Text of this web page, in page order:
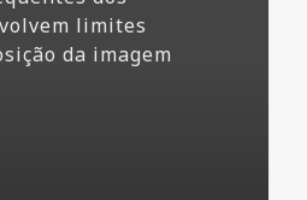
limites
da imagem